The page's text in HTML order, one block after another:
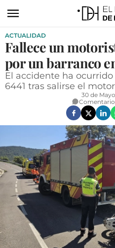
ACTUALIDAD
ECONOMÍA
TECNOLOGÍA
AGROALIMENTACIÓN
CULTURA
SOCIEDAD
OPINIÓN
GALERÍAS
VÍDEOS
CONTACTAR
ACTUALIDAD
Fallece un
por un barranco
El accidente ha
6441 tras salirse el
30 de